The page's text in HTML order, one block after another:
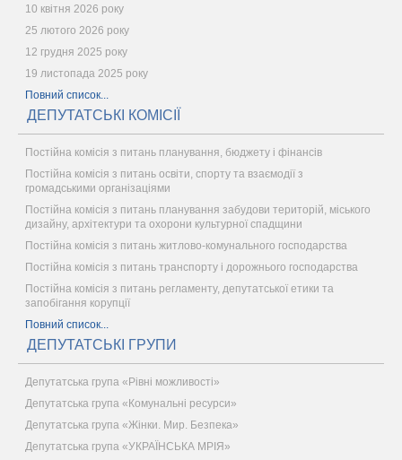
10 квітня 2026 року
25 лютого 2026 року
12 грудня 2025 року
19 листопада 2025 року
Повний список...
ДЕПУТАТСЬКІ КОМІСІЇ
Постійна комісія з питань планування, бюджету і фінансів
Постійна комісія з питань освіти, спорту та взаємодії з
громадськими організаціями
Постійна комісія з питань планування забудови територій, міського
дизайну, архітектури та охорони культурної спадщини
Постійна комісія з питань житлово-комунального господарства
Постійна комісія з питань транспорту і дорожнього господарства
Постійна комісія з питань регламенту, депутатської етики та
запобігання корупції
Повний список...
ДЕПУТАТСЬКІ ГРУПИ
Депутатська група «Рівні можливості»
Депутатська група «Комунальні ресурси»
Депутатська група «Жінки. Мир. Безпека»
Депутатська група «УКРАЇНСЬКА МРІЯ»